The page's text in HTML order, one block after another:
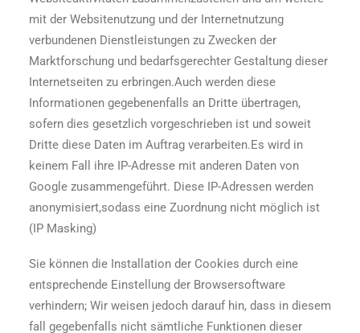
mit der Websitenutzung und der Internetnutzung
verbundenen Dienstleistungen zu Zwecken der
Marktforschung und bedarfsgerechter Gestaltung dieser
Internetseiten zu erbringen.Auch werden diese
Informationen gegebenenfalls an Dritte übertragen,
sofern dies gesetzlich vorgeschrieben ist und soweit
Dritte diese Daten im Auftrag verarbeiten.Es wird in
keinem Fall ihre IP-Adresse mit anderen Daten von
Google zusammengeführt. Diese IP-Adressen werden
anonymisiert,sodass eine Zuordnung nicht möglich ist
(IP Masking)
Sie können die Installation der Cookies durch eine
entsprechende Einstellung der Browsersoftware
verhindern; Wir weisen jedoch darauf hin, dass in diesem
fall gegebenfalls nicht sämtliche Funktionen dieser